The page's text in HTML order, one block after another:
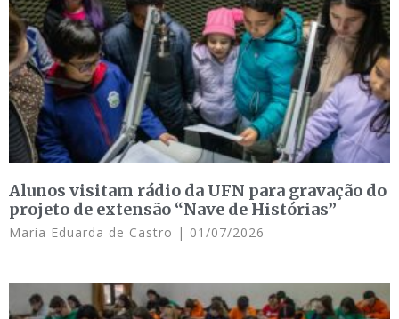
Alunos visitam rádio da UFN para gravação do
projeto de extensão “Nave de Histórias”
Maria Eduarda de Castro 01/07/2026